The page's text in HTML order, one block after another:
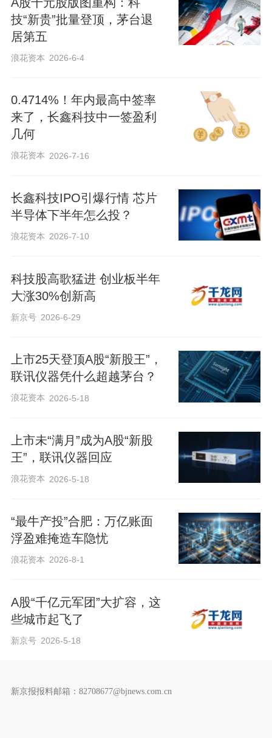
技“新贵”批量登顶，茅台退
居第五
浪花资本 2026-6-4
0.4714%！年内最高中签率
来了，长鑫科技中一签盈利
几何
浪花资本 2026-7-16
长鑫科技IPO引爆行情 芯片
半导体下半年怎么投？
浪花资本 2026-7-10
科技股高歌猛进 创业板半年
大涨30%创新高
新京号 2026-6-29
上市25天登顶A股“新股王”，
联讯仪器凭什么超越茅台？
浪花资本 2026-5-18
上市未“满月”成为A股“新股
王”，联讯仪器回应
浪花资本 2026-5-18
“最牛产投”合肥：万亿账面
浮盈难掩造车隐忧
浪花资本 2026-8-1
A股“千亿元军团”大扩容，这
些城市起飞了
新京号 2026-5-18
新京报报料邮箱：82708677@bjnews.com.cn